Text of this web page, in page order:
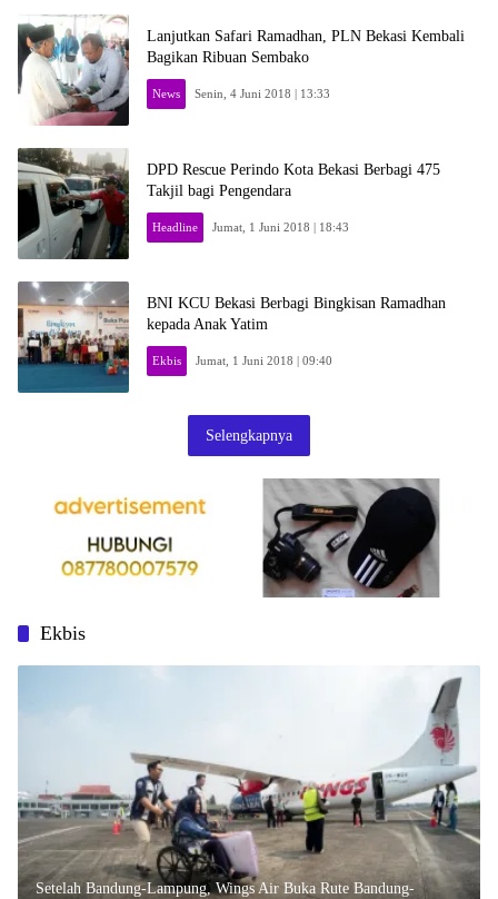
Lanjutkan Safari Ramadhan, PLN Bekasi Kembali
Bagikan Ribuan Sembako
News Senin, 4 Juni 2018 | 13:33
DPD Rescue Perindo Kota Bekasi Berbagi 475
Takjil bagi Pengendara
Headline Jumat, 1 Juni 2018 | 18:43
BNI KCU Bekasi Berbagi Bingkisan Ramadhan
kepada Anak Yatim
Ekbis Jumat, 1 Juni 2018 | 09:40
Selengkapnya
Ekbis
Setelah Bandung-Lampung, Wings Air Buka Rute Bandung-